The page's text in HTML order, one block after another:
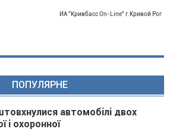
ИА "Кривбасс On-Line" г.Кривой Рог
ПОПУЛЯРНЕ
автомобілі двох
і охоронної